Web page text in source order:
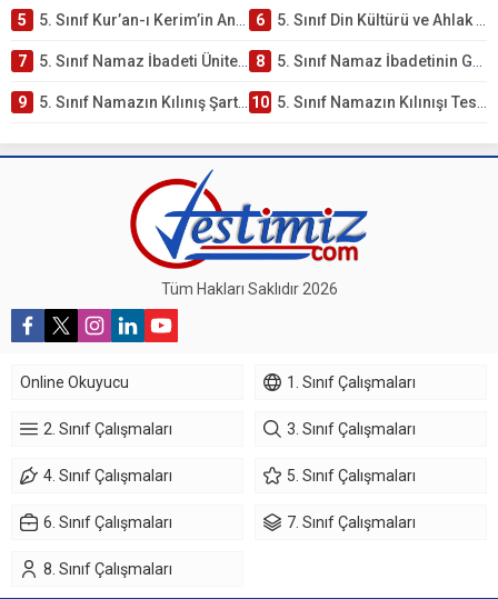
5 5. Sınıf Kur’an-ı Kerim’in Anlamı ve Önemi Testi – Online Çöz 6 5. Sınıf Din Kültürü ve Ahlak Bilgisi 2. Ünite: Namaz İbadeti Çalışmaları
7 5. Sınıf Namaz İbadeti Ünite Testi – Online Çöz 8 5. Sınıf Namaz İbadetinin Getirdiği Faydalar Testi
9 5. Sınıf Namazın Kılınış Şartları Testi 10 5. Sınıf Namazın Kılınışı Testi – Online Çöz
Tüm Hakları Saklıdır 2026
Online Okuyucu 1. Sınıf Çalışmaları
2. Sınıf Çalışmaları 3. Sınıf Çalışmaları
4. Sınıf Çalışmaları 5. Sınıf Çalışmaları
6. Sınıf Çalışmaları 7. Sınıf Çalışmaları
8. Sınıf Çalışmaları